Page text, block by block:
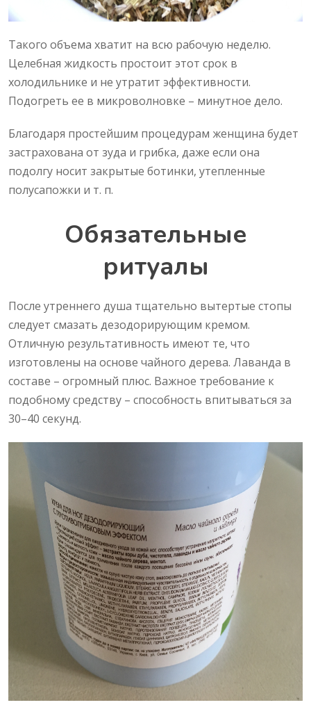
Такого объема хватит на всю рабочую неделю.
Целебная жидкость простоит этот срок в
холодильнике и не утратит эффективности.
Подогреть ее в микроволновке – минутное дело.
Благодаря простейшим процедурам женщина будет
застрахована от зуда и грибка, даже если она
подолгу носит закрытые ботинки, утепленные
полусапожки и т. п.
Обязательные
ритуалы
После утреннего душа тщательно вытертые стопы
следует смазать дезодорирующим кремом.
Отличную результативность имеют те, что
изготовлены на основе чайного дерева. Лаванда в
составе – огромный плюс. Важное требование к
подобному средству – способность впитываться за
30–40 секунд.